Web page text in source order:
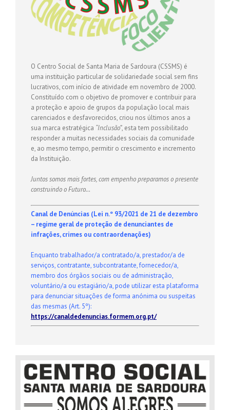
O Centro Social de Santa Maria de Sardoura (CSSMS) é
uma instituição particular de solidariedade social sem fins
lucrativos, com início de atividade em novembro de 2000.
Constituído com o objetivo de promover e contribuir para
a proteção e apoio de grupos da população local mais
carenciados e desfavorecidos, criou nos últimos anos a
sua marca estratégica “Inclusão”, esta tem possibilitado
responder a muitas necessidades sociais da comunidade
e, ao mesmo tempo, permitir o crescimento e incremento
da Instituição.
Juntos somos mais fortes, com empenho preparamos o presente
construindo o Futuro…
Canal de Denúncias (Lei n.º 93/2021 de 21 de dezembro
– regime geral de proteção de denunciantes de
infrações, crimes ou contraordenações)
Enquantotrabalhador/a contratado/a, prestador/a de
serviços, contratante, subcontratante, fornecedor/a,
membro dos órgãos sociais ou de administração,
voluntário/a ou estagiário/a,pode utilizar esta plataforma
para denunciar situações de forma anónima ou suspeitas
das mesmas (Art. 5º):
https://canaldedenuncias.formem.org.pt/